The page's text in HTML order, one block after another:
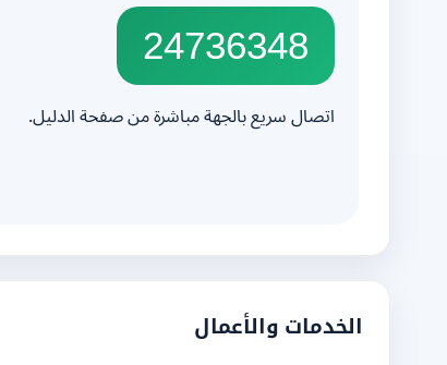
24736348
اتصال سريع بالجهة مباشرة من صفحة الدليل.
الخدمات والأعمال